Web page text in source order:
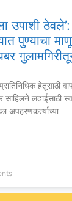
ठेवले’:
पुण्याचा
हेतूसाठी
साहिलने
अपहरणकर्त्याच्या